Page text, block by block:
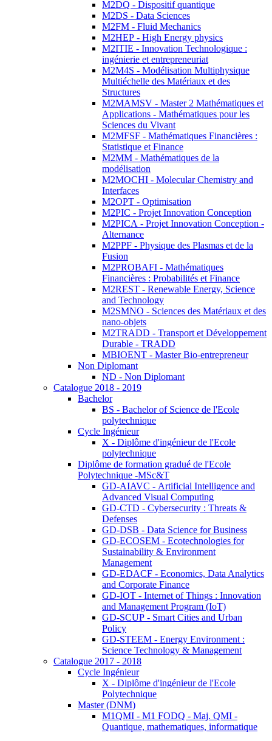
M2DQ - Dispositif quantique
M2DS - Data Sciences
M2FM - Fluid Mechanics
M2HEP - High Energy physics
M2ITIE - Innovation Technologique :
ingénierie et entrepreneuriat
M2M4S - Modélisation Multiphysique
Multiéchelle des Matériaux et des
Structures
M2MAMSV - Master 2 Mathématiques et
Applications - Mathématiques pour les
Sciences du Vivant
M2MFSF - Mathématiques Financières :
Statistique et Finance
M2MM - Mathématiques de la
modélisation
M2MOCHI - Molecular Chemistry and
Interfaces
M2OPT - Optimisation
M2PIC - Projet Innovation Conception
M2PICA - Projet Innovation Conception -
Alternance
M2PPF - Physique des Plasmas et de la
Fusion
M2PROBAFI - Mathématiques
Financières : Probabilités et Finance
M2REST - Renewable Energy, Science
and Technology
M2SMNO - Sciences des Matériaux et des
nano-objets
M2TRADD - Transport et Développement
Durable - TRADD
MBIOENT - Master Bio-entrepreneur
Non Diplomant
ND - Non Diplomant
Catalogue 2018 - 2019
Bachelor
BS - Bachelor of Science de l'Ecole
polytechnique
Cycle Ingénieur
X - Diplôme d'ingénieur de l'Ecole
polytechnique
Diplôme de formation gradué de l'Ecole
Polytechnique -MSc&T
GD-AIAVC - Artificial Intelligence and
Advanced Visual Computing
GD-CTD - Cybersecurity : Threats &
Defenses
GD-DSB - Data Science for Business
GD-ECOSEM - Ecotechnologies for
Sustainability & Environment
Management
GD-EDACF - Economics, Data Analytics
and Corporate Finance
GD-IOT - Internet of Things : Innovation
and Management Program (IoT)
GD-SCUP - Smart Cities and Urban
Policy
GD-STEEM - Energy Environment :
Science Technology & Management
Catalogue 2017 - 2018
Cycle Ingénieur
X - Diplôme d'ingénieur de l'Ecole
Polytechnique
Master (DNM)
M1QMI - M1 FODQ - Maj. QMI -
Quantique, mathematiques, informatique